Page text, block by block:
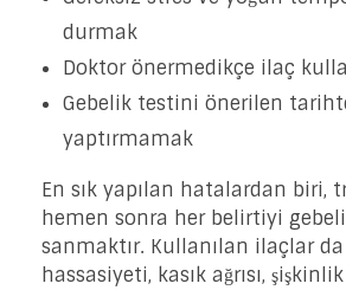
durmak
Doktor önermedikçe ilaç
Gebelik testini önerilen
yaptırmamak
En sık yapılan hatalardan biri,
hemen sonra her belirtiyi
sanmaktır. Kullanılan ilaçlar
hassasiyeti, kasık ağrısı,